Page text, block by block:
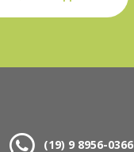
(19) 9 8956-0366